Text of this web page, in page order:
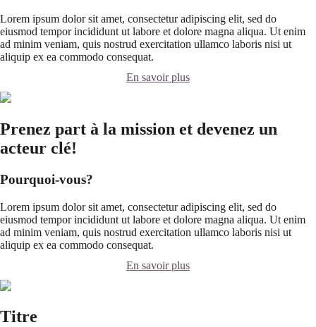
Lorem ipsum dolor sit amet, consectetur adipiscing elit, sed do
eiusmod tempor incididunt ut labore et dolore magna aliqua. Ut enim
ad minim veniam, quis nostrud exercitation ullamco laboris nisi ut
aliquip ex ea commodo consequat.
En savoir plus
Prenez part à la mission et devenez un
acteur clé!
Pourquoi-vous?
Lorem ipsum dolor sit amet, consectetur adipiscing elit, sed do
eiusmod tempor incididunt ut labore et dolore magna aliqua. Ut enim
ad minim veniam, quis nostrud exercitation ullamco laboris nisi ut
aliquip ex ea commodo consequat.
En savoir plus
Titre